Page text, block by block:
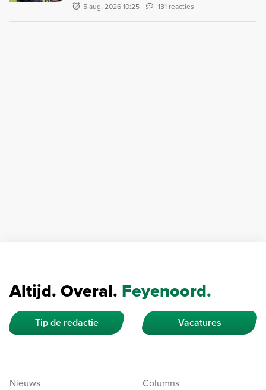
5 aug. 2026 10:25 131 reacties
Altijd. Overal. Feyenoord.
Tip de redactie Vacatures
Nieuws
Columns